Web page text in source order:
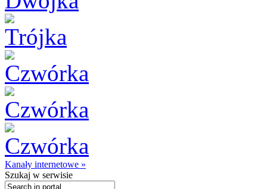
Kanały internetowe »
Szukaj w serwisie